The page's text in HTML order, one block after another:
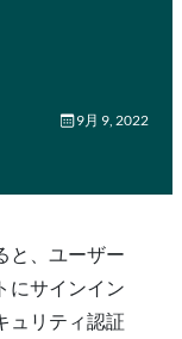
9月 9, 2022
と、ユーザー
にサインイン
ュリティ認証